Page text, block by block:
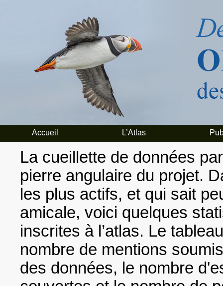
Accueil L’Atlas
La cueillette de données
pierre angulaire du projet.
les plus actifs, et qui sait
amicale, voici quelques
inscrites à l’atlas. Le
nombre de mentions
des données, le nombre